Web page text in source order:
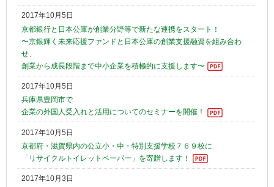
2017年10月5日
京都銀行と日本公庫が創業分野等で新たな連携をスタート！
〜京銀輝く未来応援ファンドと日本公庫の創業支援融資を組み合わ
せ、
創業から成長段階まで中小企業を積極的に支援します〜
2017年10月5日
兵庫県豊岡市で
企業の外国人受入れと活用についてのセミナーを開催！
2017年10月5日
京都府・滋賀県内の公立小・中・特別支援学校７６９校に
「リサイクルトイレットペーパー」を寄贈します！
2017年10月3日